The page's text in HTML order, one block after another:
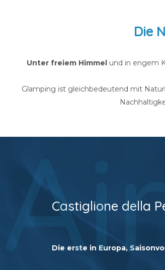
Die
Unter freiem Himmel und in engem
Glamping ist gleichbedeutend mit
Castiglione della
Die erste in Europa,